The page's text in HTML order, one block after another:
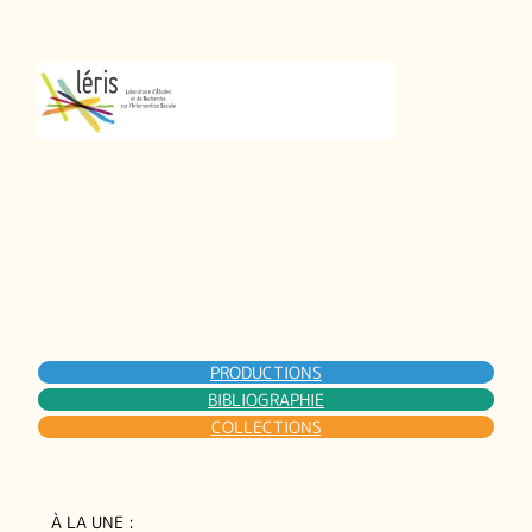
PRODUCTIONS
BIBLIOGRAPHIE
COLLECTIONS
À LA UNE :